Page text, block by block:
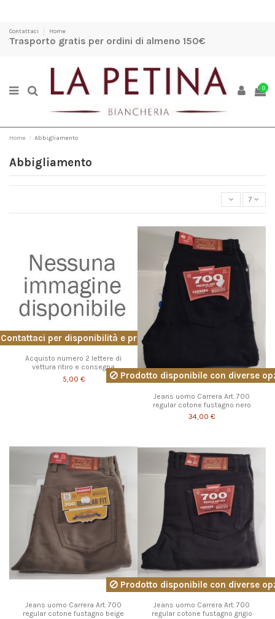
Contattaci Home
Trasporto gratis per ordini di almeno 150€
0
Home Abbigliamento
Abbigliamento
7
per disponibilità e prezzo
Acquisto numero 2 lettere di
vettura ritiro e consegna
5,00 €
Prodotto disponibile con diverse
Jeans uomo Carrera Art. 700
regular cotone fustagno nero
34,00 €
Jeans uomo Carrera Art. 700
regular cotone fustagno beige
Prodotto disponibile con diverse
Jeans uomo Carrera Art. 700
regular cotone fustagno grigio